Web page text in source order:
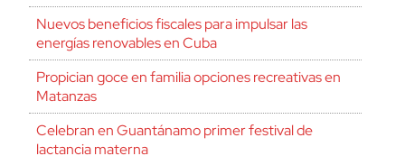
Nuevos beneficios fiscales para impulsar las
energías renovables en Cuba
Propician goce en familia opciones recreativas en
Matanzas
Celebran en Guantánamo primer festival de
lactancia materna